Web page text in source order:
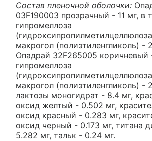
Состав пленочной оболочки:
03F190003 прозрачный - 11 мг, в
гипромеллоза
макрогол (полиэтиленгликоль) -
Опадрай 32F265005 коричневый
гипромеллоза
макрогол (полиэтиленгликоль) -
лактозы моногидрат - 8.4 мг,
оксид желтый - 0.502 мг,
оксид красный - 0.283 мг,
оксид черный - 0.173 мг, титана
5.282 мг, тальк - 0.24 мг.